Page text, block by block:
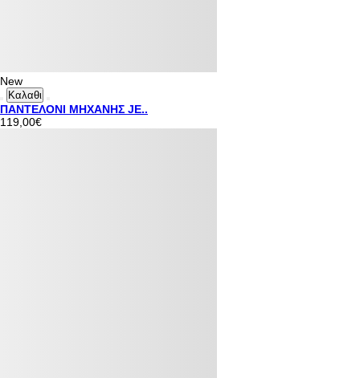
New
Καλαθι
ΠΑΝΤΕΛΟΝΙ ΜΗΧΑΝΗΣ JE..
119,00€